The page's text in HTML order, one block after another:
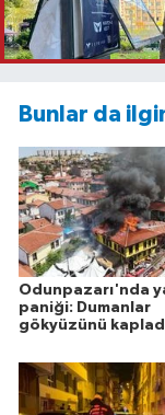
Bunlar da
Odunpazarı'nda
paniği: Dumanlar
gökyüzünü